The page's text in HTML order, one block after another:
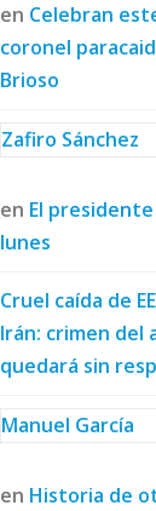
en Celebran
coronel
Brioso
Zafiro Sánchez
en El
lunes
Cruel caída de
Irán: crimen del
quedará sin
Manuel García
en Historia de